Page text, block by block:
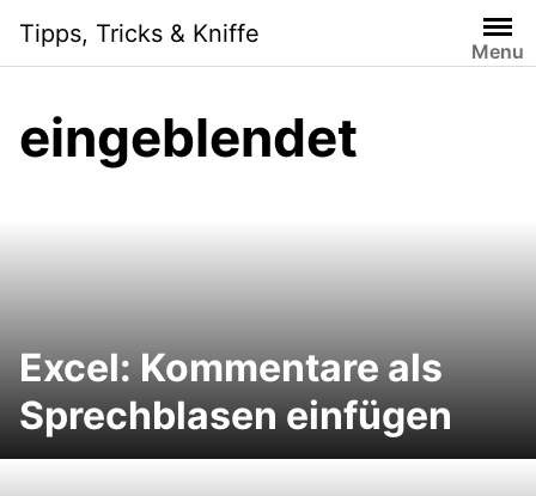
content
Tipps, Tricks & Kniffe
Menu
eingeblendet
Excel: Kommentare als
Sprechblasen einfügen